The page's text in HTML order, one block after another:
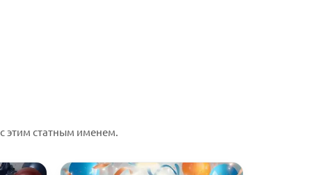
этим статным именем.